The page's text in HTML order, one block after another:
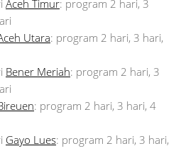
Aceh Timur: program 2 hari, 3
Utara: program 2 hari, 3 hari,
Bener Meriah: program 2 hari, 3
: program 2 hari, 3 hari, 4
Gayo Lues: program 2 hari, 3 hari,